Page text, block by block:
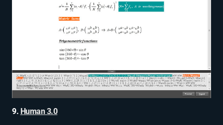
9. Human 3.0